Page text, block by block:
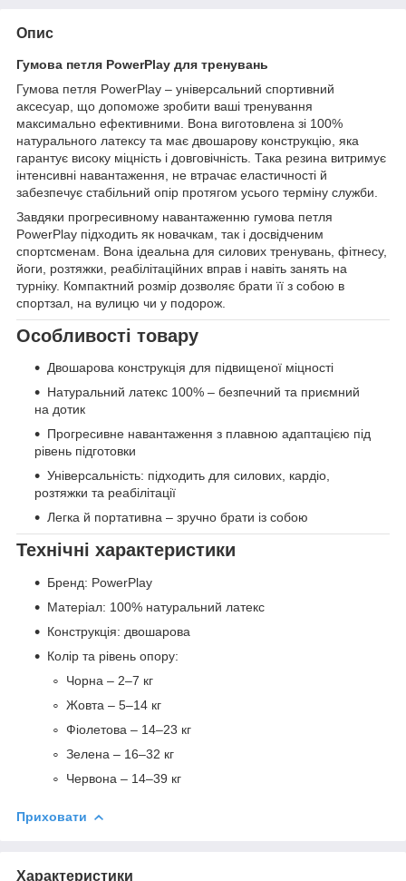
Опис
Гумова петля PowerPlay для тренувань
Гумова петля PowerPlay – універсальний спортивний
аксесуар, що допоможе зробити ваші тренування
максимально ефективними. Вона виготовлена зі 100%
натурального латексу та має двошарову конструкцію, яка
гарантує високу міцність і довговічність. Така резина витримує
інтенсивні навантаження, не втрачає еластичності й
забезпечує стабільний опір протягом усього терміну служби.
Завдяки прогресивному навантаженню гумова петля
PowerPlay підходить як новачкам, так і досвідченим
спортсменам. Вона ідеальна для силових тренувань, фітнесу,
йоги, розтяжки, реабілітаційних вправ і навіть занять на
турніку. Компактний розмір дозволяє брати її з собою в
спортзал, на вулицю чи у подорож.
Особливості товару
Двошарова конструкція для підвищеної міцності
Натуральний латекс 100% – безпечний та приємний
на дотик
Прогресивне навантаження з плавною адаптацією під
рівень підготовки
Універсальність: підходить для силових, кардіо,
розтяжки та реабілітації
Легка й портативна – зручно брати із собою
Технічні характеристики
Бренд: PowerPlay
Матеріал: 100% натуральний латекс
Конструкція: двошарова
Колір та рівень опору:
Чорна – 2–7 кг
Жовта – 5–14 кг
Фіолетова – 14–23 кг
Зелена – 16–32 кг
Червона – 14–39 кг
Приховати
Характеристики